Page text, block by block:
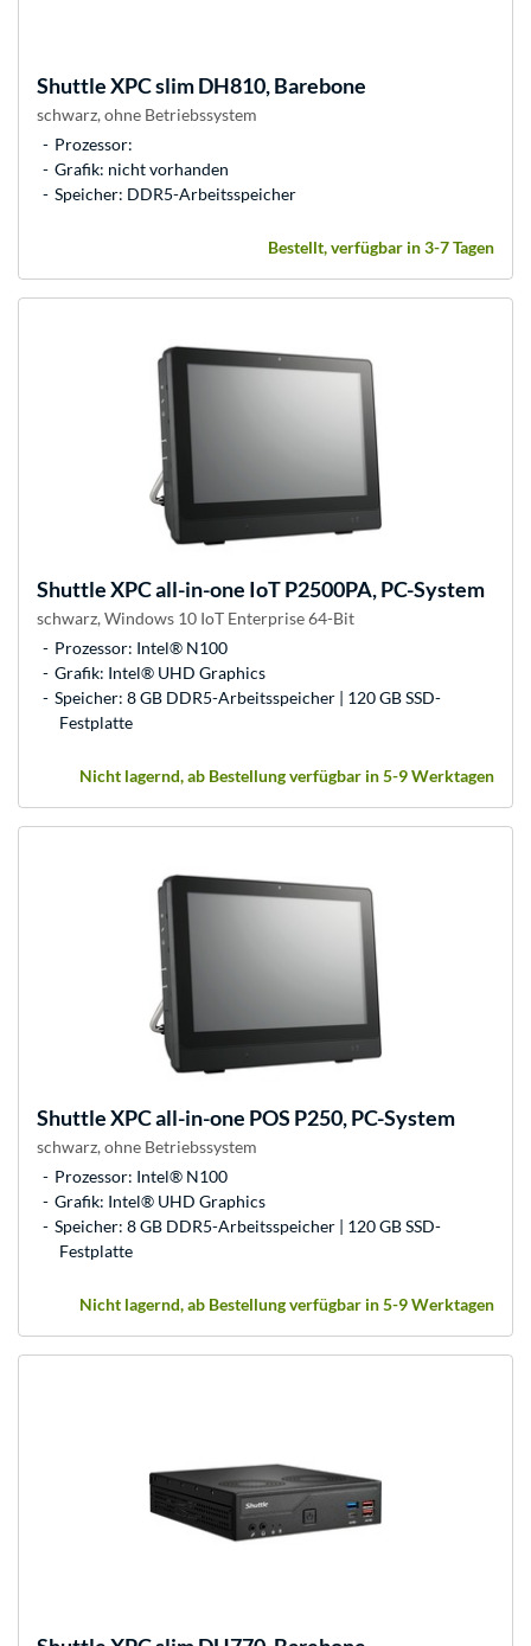
ShuttleXPC slim DH810, Barebone
schwarz, ohne Betriebssystem
Prozessor:
Grafik: nicht vorhanden
Speicher: DDR5-Arbeitsspeicher
Bestellt, verfügbar in 3-7 Tagen
ShuttleXPC all-in-one IoT P2500PA, PC-System
schwarz, Windows 10 IoT Enterprise 64-Bit
Prozessor: Intel® N100
Grafik: Intel® UHD Graphics
Speicher: 8 GB DDR5-Arbeitsspeicher | 120 GB SSD-
Festplatte
Nicht lagernd, ab Bestellung verfügbar in 5-9 Werktagen
ShuttleXPC all-in-one POS P250, PC-System
schwarz, ohne Betriebssystem
Prozessor: Intel® N100
Grafik: Intel® UHD Graphics
Speicher: 8 GB DDR5-Arbeitsspeicher | 120 GB SSD-
Festplatte
Nicht lagernd, ab Bestellung verfügbar in 5-9 Werktagen